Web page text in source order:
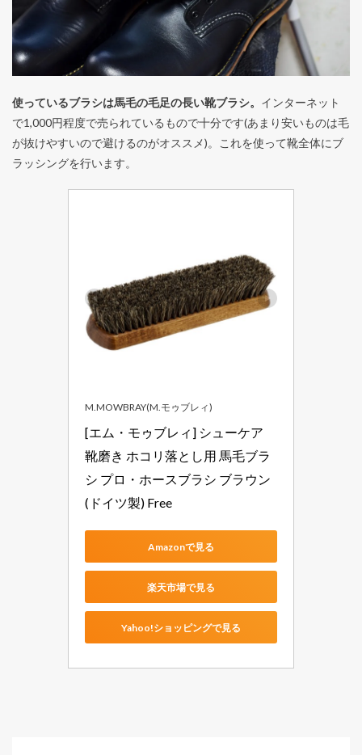
使っているブラシは馬毛の毛足の長い靴ブラシ。 インターネット
で1,000円程度で売られているもので十分です(あまり安いものは毛
が抜けやすいので避けるのがオススメ)。これを使って靴全体にブ
ラッシングを行います。
M.MOWBRAY(M.モゥブレィ)
[エム・モゥブレィ] シューケア
靴磨き ホコリ落とし用 馬毛ブラ
シ プロ・ホースブラシ ブラウン
(ドイツ製) Free
Amazonで見る
楽天市場で見る
Yahoo!ショッピングで見る